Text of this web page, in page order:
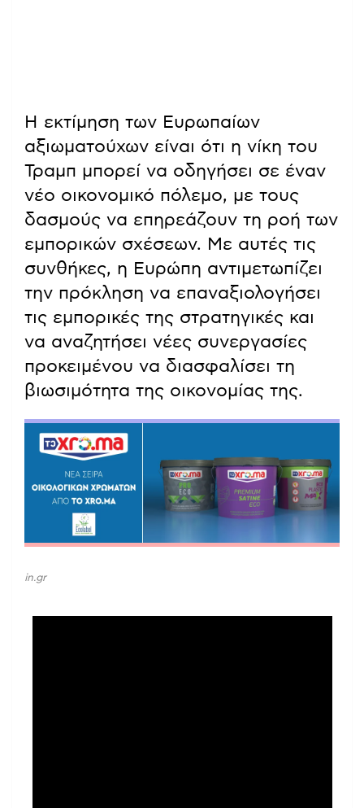
Η εκτίμηση των Ευρωπαίων
αξιωματούχων είναι ότι η νίκη του
Τραμπ μπορεί να οδηγήσει σε έναν
νέο οικονομικό πόλεμο, με τους
δασμούς να επηρεάζουν τη ροή των
εμπορικών σχέσεων. Με αυτές τις
συνθήκες, η Ευρώπη αντιμετωπίζει
την πρόκληση να επαναξιολογήσει
τις εμπορικές της στρατηγικές και
να αναζητήσει νέες συνεργασίες
προκειμένου να διασφαλίσει τη
βιωσιμότητα της οικονομίας της.
in.gr